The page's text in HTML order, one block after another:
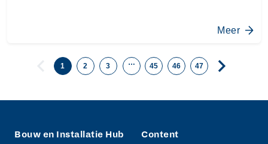
Meer
1 2 3 … 45 46 47
Bouw en Installatie Hub Content